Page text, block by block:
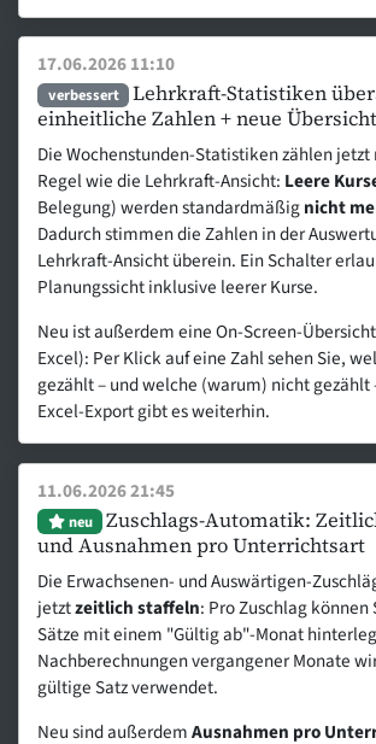
17.06.2026 11:10
verbessert
Lehrkraft-Statistiken
einheitliche Zahlen + neue Übersicht
Die Wochenstunden-Statistiken zählen jetzt
Regel wie die Lehrkraft-Ansicht: Leere
Belegung) werden standardmäßignicht
Dadurch stimmen die Zahlen in der
Lehrkraft-Ansicht überein. Ein Schalter
Planungssicht inklusive leerer Kurse.
Neu ist außerdem eine On-Screen-
Excel): Per Klick auf eine Zahl sehen Sie,
gezählt – und welche (warum) nicht gezählt
Excel-Export gibt es weiterhin.
11.06.2026 21:45
neu
Zuschlags-Automatik:
und Ausnahmen pro Unterrichtsart
Die Erwachsenen- und Auswärtigen-
jetztzeitlich staffeln: Pro Zuschlag können
Sätze mit einem "Gültig ab"-Monat
Nachberechnungen vergangener Monate
gültige Satz verwendet.
Neu sind außerdemAusnahmen pro